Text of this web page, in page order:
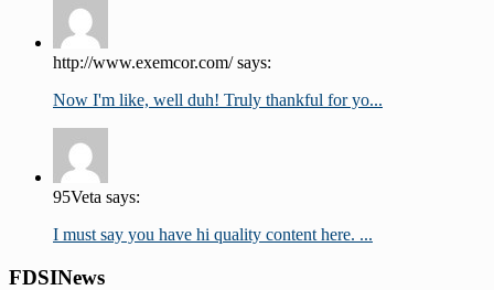
http://www.exemcor.com/ says:
Now I'm like, well duh! Truly thankful for yo...
95Veta says:
I must say you have hi quality content here. ...
FDSINews